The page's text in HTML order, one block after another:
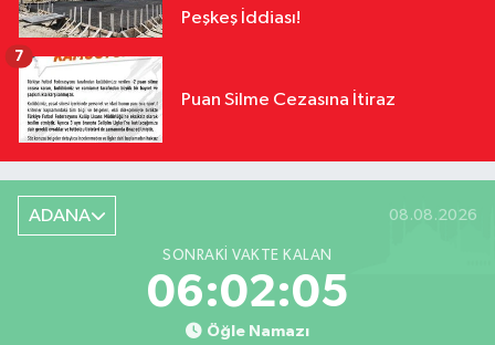
Peşkeş İddiası!
Puan Silme Cezasına İtiraz
7
ADANA 08.08.2026
SONRAKI VAKTE KALAN
06:02:04
Öğle Namazı